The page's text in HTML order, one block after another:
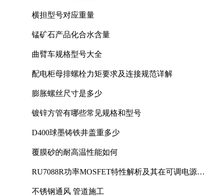
横担型号对应重量
锰矿石产品化合水含量
曲臂车规格型号大全
配电柜母排螺栓力矩要求及连接规范详解
膨胀螺丝尺寸是多少
镀锌方管有哪些常见规格和型号
D400球墨铸铁井盖重多少
覆膜砂的耐高温性能如何
RU7088R功率MOSFET特性解析及其在可调电源设
不锈钢通风 管道施工